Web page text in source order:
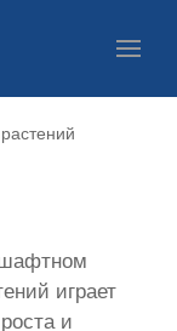
играет
и